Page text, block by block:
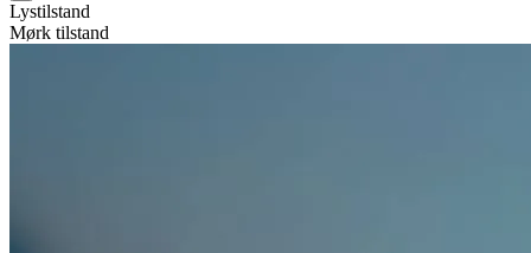
Lystilstand
Mørk tilstand